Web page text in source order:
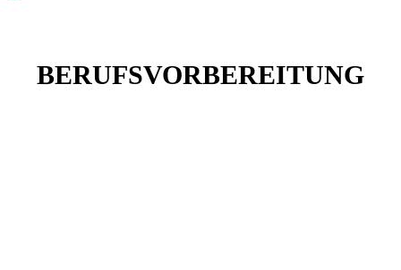
BERUFSVORBEREITUNG